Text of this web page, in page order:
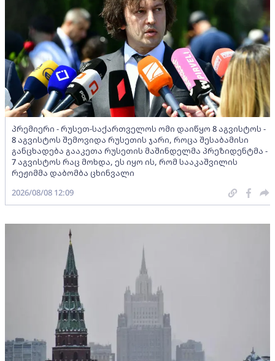
პრემიერი - რუსეთ-საქართველოს ომი დაიწყო 8 აგვისტოს -
8 აგვისტოს შემოვიდა რუსეთის ჯარი, როცა შესაბამისი
განცხადება გააკეთა რუსეთის მაშინდელმა პრეზიდენტმა -
7 აგვისტოს რაც მოხდა, ეს იყო ის, რომ სააკაშვილის
რეჟიმმა დაბომბა ცხინვალი
2026/08/08 12:09